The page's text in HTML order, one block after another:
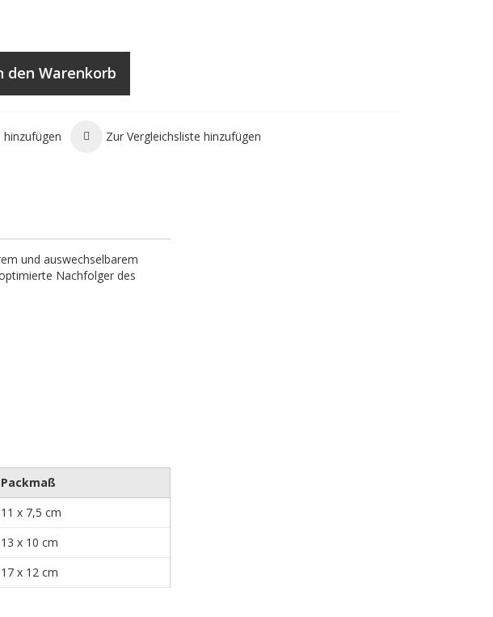
den Warenkorb
hinzufügen Zur Vergleichsliste hinzufügen
und auswechselbarem
Nachfolger des
Packmaß
11 x 7,5 cm
13 x 10 cm
17 x 12 cm